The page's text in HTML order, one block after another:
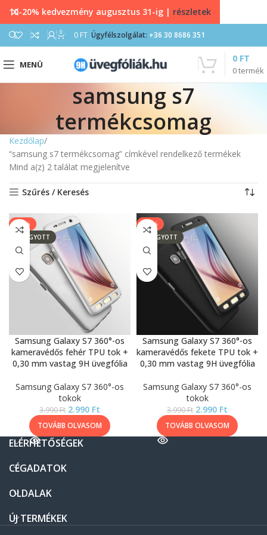
0 0 FT Ügyfélszolgálat: +36 30 8686 351
MENÜ
0termék
0 FT
samsung s7
termékcsomag
Kezdőlap
“samsung s7 termékcsomag” címkével rendelkező termékek
Mind a(z) 2 találat megjelenítve
Szűrés / Keresés
-25%
ELFOGYOTT
Samsung Galaxy S7 360°-os
kameravédős fehér TPU tok +
0,30 mm vastag 9H üvegfólia
Samsung Galaxy S7 360°-os
tokok
3.990Ft 2.990 Ft
TOVÁBB OLVASOM
-25%
ELFOGYOTT
Samsung Galaxy S7 360°-os
kameravédős fekete TPU tok +
0,30 mm vastag 9H üvegfólia
Samsung Galaxy S7 360°-os
tokok
3.990Ft 2.990 Ft
TOVÁBB OLVASOM
ELÉRHETŐSÉGEK
CÉGADATOK
OLDALAK
ÚJ TERMÉKEK
10-20% kedvezmény augusztus 31-ig | részletek